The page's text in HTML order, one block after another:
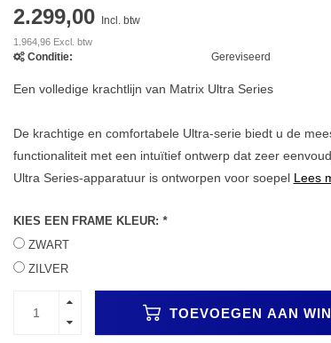
2.299,00 Incl. btw
1.964,96 Excl. btw
Conditie: Gereviseerd
Een volledige krachtlijn van Matrix Ultra Series
De krachtige en comfortabele Ultra-serie biedt u de
functionaliteit met een intuïtief ontwerp dat zeer
Ultra Series-apparatuur is ontworpen voor soepel Lees
KIES EEN FRAME KLEUR: *
ZWART
ZILVER
TOEVOEGEN AAN